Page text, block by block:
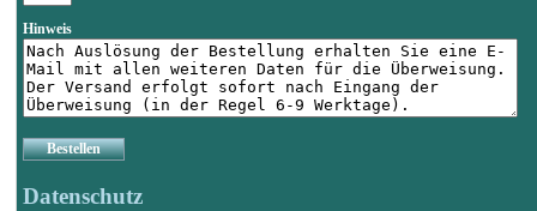
Hinweis
Bestellen
Datenschutz